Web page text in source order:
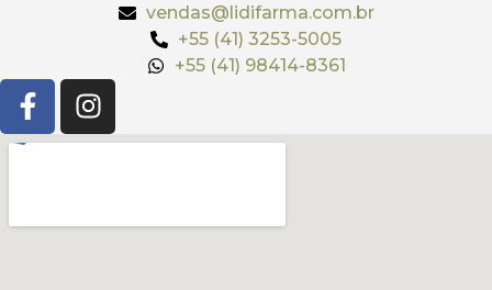
vendas@lidifarma.com.br
+55 (41) 3253-5005
+55 (41) 98414-8361